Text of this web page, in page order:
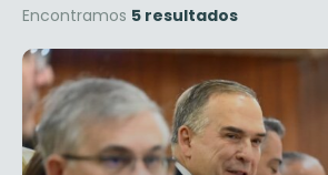
Encontramos 5 resultados